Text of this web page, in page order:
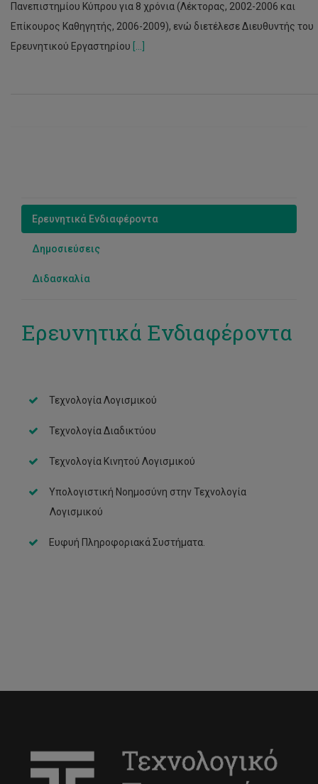
Πανεπιστημίου Κύπρου για 8 χρόνια (Λέκτορας, 2002-2006 και
Επίκουρος Καθηγητής, 2006-2009), ενώ διετέλεσε Διευθυντής του
Ερευνητικού Εργαστηρίου
Ερευνητικά Ενδιαφέροντα
Δημοσιεύσεις
Διδασκαλία
Ερευνητικά Ενδιαφέροντα
Τεχνολογία Λογισμικού
Τεχνολογία Διαδικτύου
Τεχνολογία Κινητού Λογισμικού
Υπολογιστική Νοημοσύνη στην Τεχνολογία
Λογισμικού
Ευφυή Πληροφοριακά Συστήματα.